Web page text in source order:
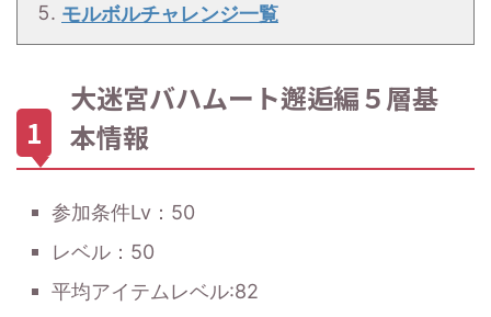
モルボルチャレンジ一覧
大迷宮バハムート邂逅編５層基
本情報
参加条件Lv：50
レベル：50
平均アイテムレベル:82